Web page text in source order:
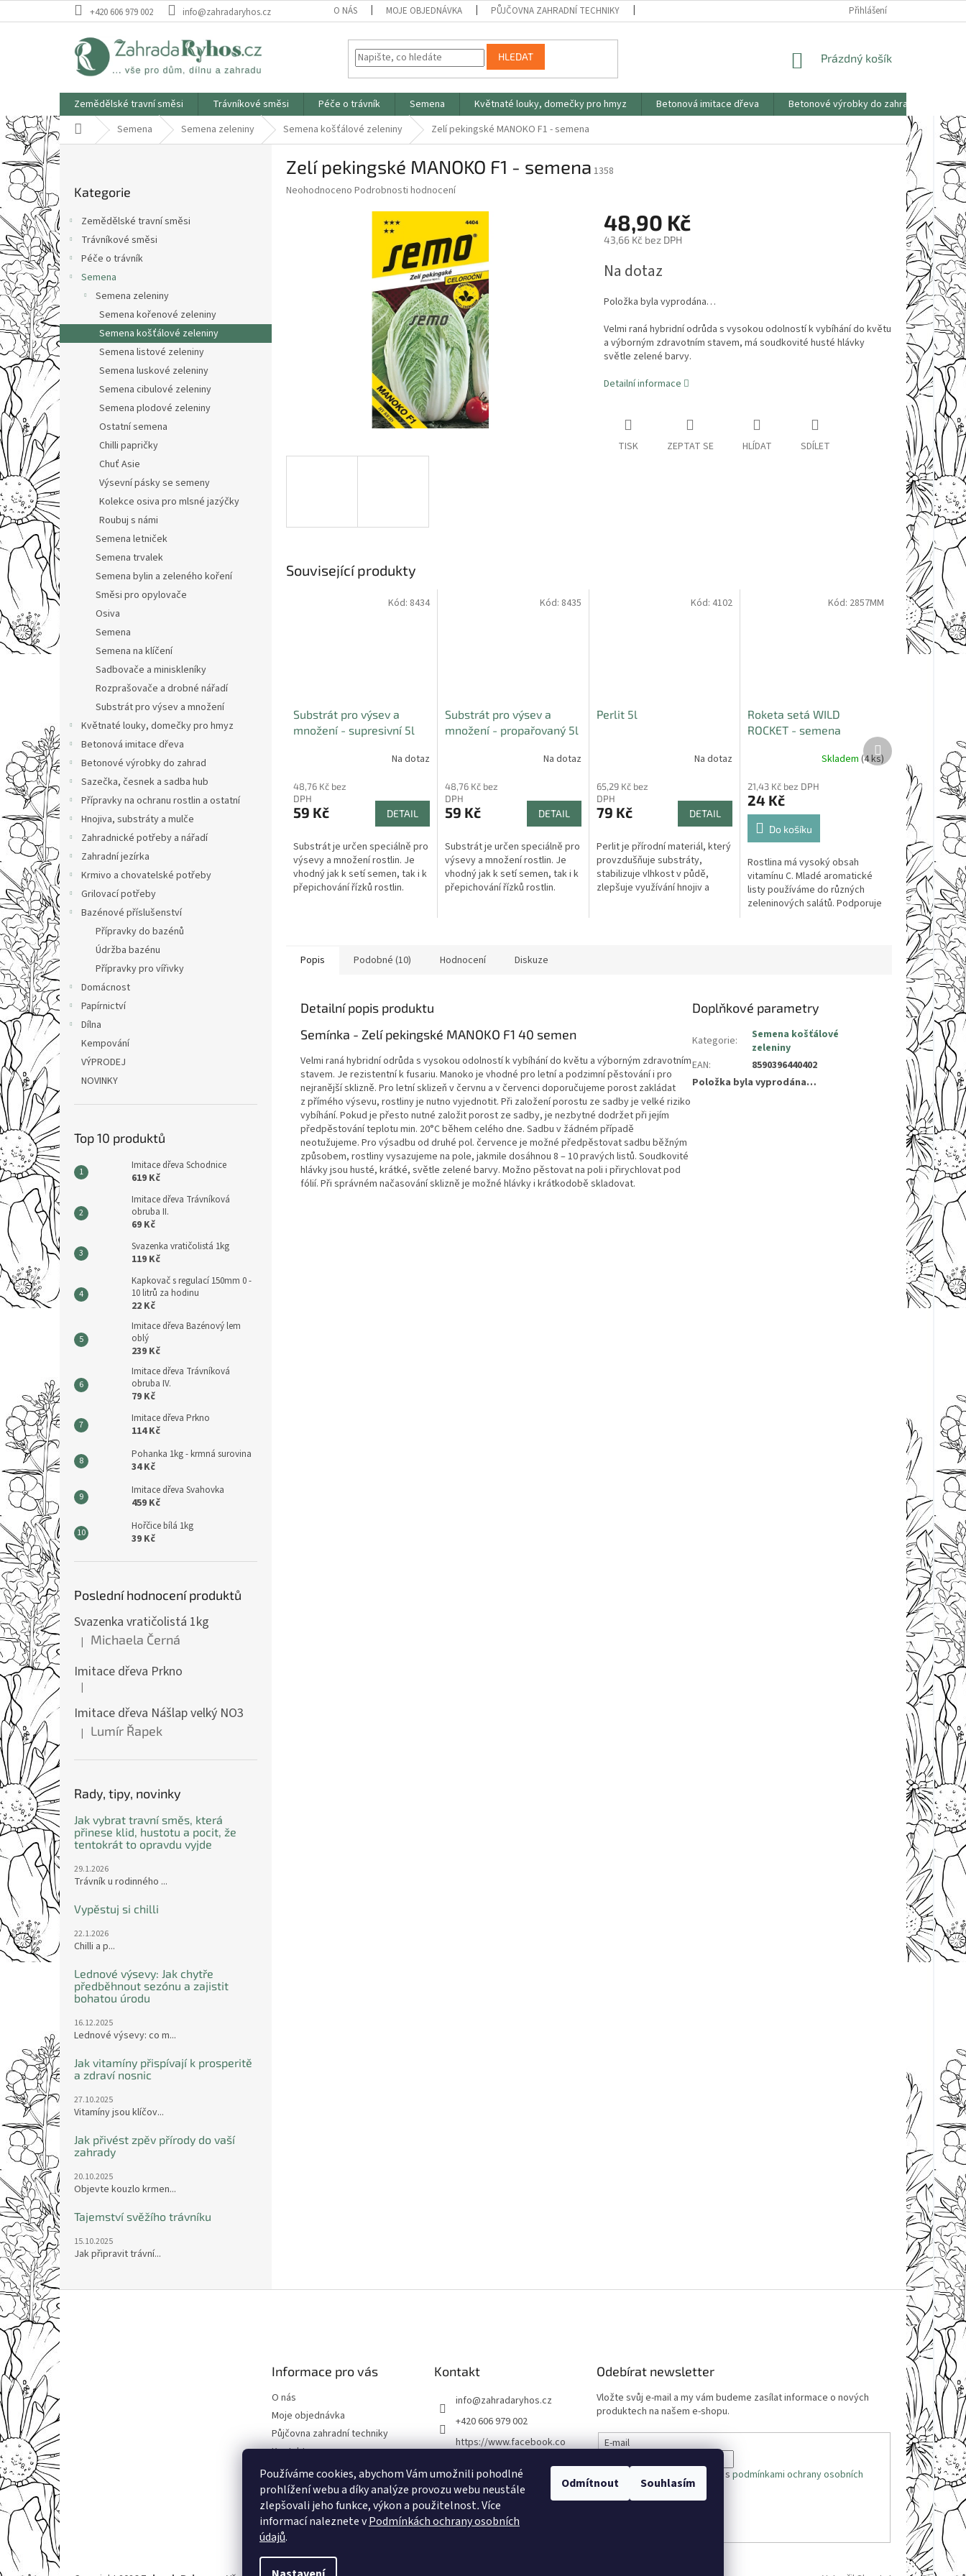
Používáme cookies, abychom Vám umožnili pohodlné
prohlížení webu a díky analýze provozu webu neustále
zlepšovali jeho funkce, výkon a použitelnost.Více
informací naleznete vPodmínkách ochrany osobních
údajů.
Odmítnout Souhlasím
na
+420 606 979 002 info@zahradaryhos.cz O NÁS MOJE OBJEDNÁVKA PŮJČOVNA ZAHRADNÍ TECHNIKY PODMÍNKY OCHRANY
Přihlášení
HLEDAT
NÁKUPNÍ
Prázdný košík
Zemědělské travní směsi Trávníkové směsi Péče o trávník Semena Květnaté louky, domečky pro hmyz Betonová imitace dřeva Betonové výrobky do zahrad
Domů Semena Semena zeleniny Semena košťálové zeleniny Zelí pekingské MANOKO F1 - semena
P
o
r
a
n
n
í
p
a
n
e
l
kategorie
Kategorie
Zemědělské travní směsi
Trávníkové směsi
Péče o trávník
Semena
Semena zeleniny
Semena kořenové zeleniny
Semena košťálové zeleniny
Semena listové zeleniny
Semena luskové zeleniny
Semena cibulové zeleniny
Semena plodové zeleniny
Ostatní semena
Chilli papričky
Chuť Asie
Výsevní pásky se semeny
Kolekce osiva pro mlsné jazýčky
Roubuj s námi
Semena letniček
Semena trvalek
Semena bylin a zeleného koření
Směsi pro opylovače
Osiva
Semena
Semena na klíčení
Sadbovače a miniskleníky
Rozprašovače a drobné nářadí
Substrát pro výsev a množení
Květnaté louky, domečky pro hmyz
Betonová imitace dřeva
Betonové výrobky do zahrad
Sazečka, česnek a sadba hub
Přípravky na ochranu rostlin a ostatní
Hnojiva, substráty a mulče
Zahradnické potřeby a nářadí
Zahradní jezírka
Krmivo a chovatelské potřeby
Grilovací potřeby
Bazénové příslušenství
Přípravky do bazénů
Údržba bazénu
Přípravky pro vířivky
Domácnost
Papírnictví
Dílna
Kempování
VÝPRODEJ
NOVINKY
Top 10 produktů
Imitace dřeva Schodnice
619 Kč
Imitace dřeva Trávníková
obruba II.
69 Kč
Svazenka vratičolistá 1kg
119 Kč
Kapkovač s regulací 150mm 0 -
10 litrů za hodinu
22 Kč
Imitace dřeva Bazénový lem
oblý
239 Kč
Imitace dřeva Trávníková
obruba IV.
79 Kč
Imitace dřeva Prkno
114 Kč
Pohanka 1kg - krmná surovina
34 Kč
Imitace dřeva Svahovka
459 Kč
Hořčice bílá 1kg
39 Kč
Poslední hodnocení produktů
Svazenka vratičolistá 1kg
Hodnocení produktu je 5 z 5 hvězdiček.
| Michaela Černá
Imitace dřeva Prkno
Hodnocení produktu je 5 z 5 hvězdiček.
|
Imitace dřeva Nášlap velký NO3
Hodnocení produktu je 5 z 5 hvězdiček.
| Lumír Řapek
Rady, tipy, novinky
Jak vybrat travní směs, která
přinese klid, hustotu a pocit, že
tentokrát to opravdu vyjde
29.1.2026
Trávník u rodinného ...
Vypěstuj si chilli
22.1.2026
Chilli a p...
Lednové výsevy: Jak chytře
předběhnout sezónu a zajistit
bohatou úrodu
16.12.2025
Lednové výsevy: co m...
Jak vitamíny přispívají k prosperitě
a zdraví nosnic
27.10.2025
Vitamíny jsou klíčov...
Jak přivést zpěv přírody do vaší
zahrady
20.10.2025
Objevte kouzlo krmen...
Tajemství svěžího trávníku
15.10.2025
Jak připravit trávní...
Zelí pekingské MANOKO F1 - semena 1358
Průměrné
Neohodnoceno Podrobnosti hodnocení
48,90 Kč
43,66 Kč bez DPH
cena:
Na dotaz
Položka byla vyprodána…
Velmi raná hybridní odrůda s vysokou odolností k vybíhání do květu
a výborným zdravotním stavem, má soudkovité husté hlávky
světle zelené barvy.
Detailní informace
TISK ZEPTAT SE HLÍDAT SDÍLET
Související produkty
Substrát pro výsev a
množení - supresivní 5l
Na dotaz
48,76 Kč bez
DPH
59 Kč DETAIL
Substrát je určen speciálně pro
výsevy a množení rostlin. Je
vhodný jak k setí semen, tak i k
přepichování řízků rostlin.
Kód: 8434
Substrát pro výsev a
množení - propařovaný 5l
Na dotaz
48,76 Kč bez
DPH
59 Kč DETAIL
Substrát je určen speciálně pro
výsevy a množení rostlin. Je
vhodný jak k setí semen, tak i k
přepichování řízků rostlin.
Kód: 8435
Perlit 5l
Na dotaz
65,29 Kč bez
DPH
79 Kč DETAIL
Perlit je přírodní materiál, který
provzdušňuje substráty,
stabilizuje vlhkost v půdě,
zlepšuje využívání hnojiv a
Kód: 4102
Roketa setá WILD
ROCKET - semena
Skladem (4 ks)
21,43 Kč bez DPH
24 Kč
Do košíku
Rostlina má vysoký obsah
vitamínu C. Mladé aromatické
listy používáme do různých
zeleninových salátů. Podporuje
Kód: 2857MM
Další
produkt
Popis Podobné (10) Hodnocení Diskuze
Detailní popis produktu
Semínka - Zelí pekingské MANOKO F1 40 semen
Velmi raná hybridní odrůda s vysokou odolností k vybíhání do květu a výborným zdravotním
stavem. Je rezistentní k fusariu. Manoko je vhodné pro letní a podzimní pěstování i pro
nejranější sklizně. Pro letní sklizeň v červnu a v červenci doporučujeme porost zakládat
z přímého výsevu, rostliny je nutno vyjednotit. Při založení porostu ze sadby je velké riziko
vybíhání. Pokud je přesto nutné založit porost ze sadby, je nezbytné dodržet při jejím
předpěstování teplotu min. 20°C během celého dne. Sadbu v žádném případě
neotužujeme. Pro výsadbu od druhé pol. července je možné předpěstovat sadbu běžným
způsobem, rostliny vysazujeme na pole, jakmile dosáhnou 8 – 10 pravých listů. Soudkovité
hlávky jsou husté, krátké, světle zelené barvy. Možno pěstovat na poli i přirychlovat pod
fólií. Při správném načasování sklizně je možné hlávky i krátkodobě skladovat.
Doplňkové parametry
Kategorie:
Semena košťálové
zeleniny
EAN:
8590396440402
Položka byla vyprodána…
Z
á
p
í
Informace pro vás
O nás
Moje objednávka
Půjčovna zahradní techniky
Kontakty
Obchodní podmínky
Podmínky ochrany osobních
údajů
Kontakt
info@zahradaryhos.cz
+420 606 979 002
https://www.facebook.co
zahradaryhos.cz
Odebírat newsletter
Vložte svůj e-mail a my vám budeme zasílat informace o nových
produktech na našem e-shopu.
E-mail
Vložením e-mailu souhlasíte spodmínkami ochrany osobních
údajů